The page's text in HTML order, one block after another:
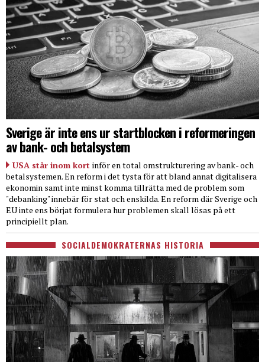
Sverige är inte ens ur startblocken i reformeringen
av bank- och betalsystem
USA står inom kort inför en total omstrukturering av bank- och
betalsystemen. En reform i det tysta för att bland annat digitalisera
ekonomin samt inte minst komma tillrätta med de problem som
"debanking" innebär för stat och enskilda. En reform där Sverige och
EU inte ens börjat formulera hur problemen skall lösas på ett
principiellt plan.
SOCIALDEMOKRATERNAS HISTORIA